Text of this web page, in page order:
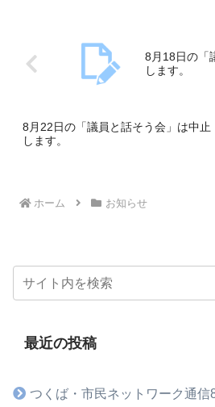
8月18日の「
します。
8月22日の「議員と話そう会」は中止
します。
ホーム お知らせ
最近の投稿
つくば・市民ネットワーク通信